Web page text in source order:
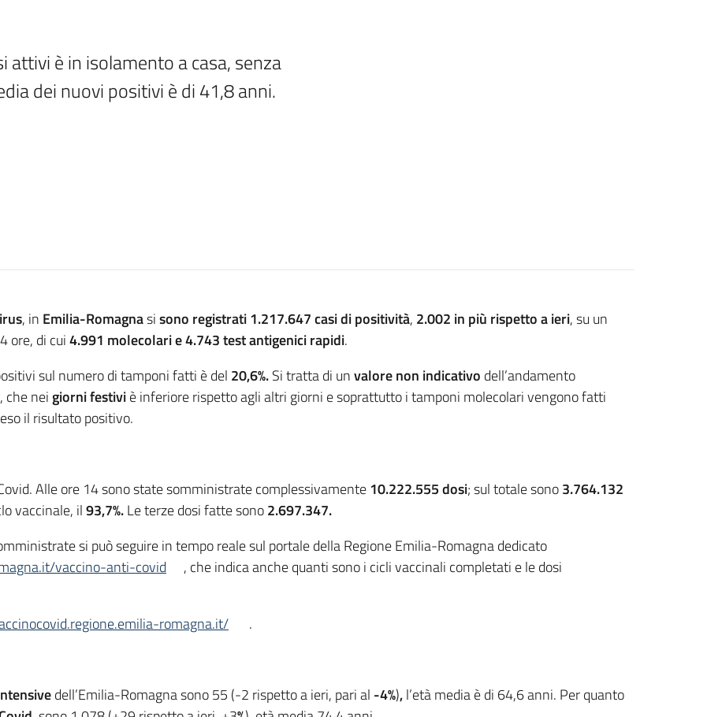
attivi è in isolamento a casa, senza
dei nuovi positivi è di 41,8 anni.
, in Emilia-Romagnasisono registrati 1.217.647 casidi positività, 2.002 in più rispetto a ieri, su un
ore, di cui4.991 molecolari e 4.743 test antigenici rapidi.
sul numero di tamponi fatti è del 20,6%.Si tratta di unvalore non indicativo dell’andamento
, che nei giorni festiviè inferiore rispetto agli altri giorni e soprattutto i tamponi molecolari vengono fatti
il risultato positivo.
Alle ore 14 sono state somministrate complessivamente10.222.555 dosi; sul totale sono3.764.132
vaccinale, il93,7%.Le terze dosi fatte sono2.697.347.
si può seguire in tempo reale sul portale della Regione Emilia-Romagna dedicato
vaccino-anti-covid
, che indica anche quanti sono i cicli vaccinali completati e le dosi
romagna.it/
.
dell’Emilia-Romagna sono 55 (-2 rispetto a ieri, pari al -4%),l’età media è di 64,6 anni. Per quanto